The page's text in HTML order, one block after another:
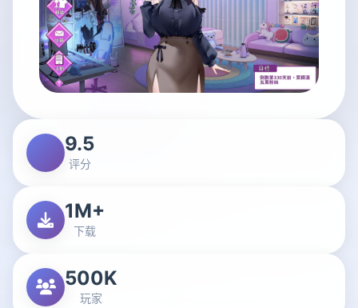
9.5
评分
1M+
下载
500K
玩家